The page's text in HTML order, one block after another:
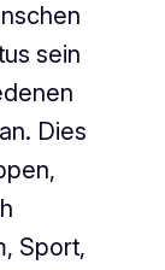
sein
Dies
Sport,